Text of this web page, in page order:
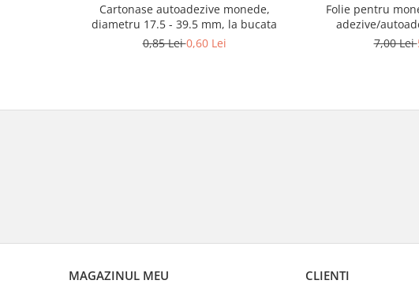
Cartonase autoadezive monede,
diametru 17.5 - 39.5 mm, la bucata
0,85 Lei0,60 Lei
Folie pentru
adezive/
7,00 Lei
MAGAZINUL MEU CLIENTI